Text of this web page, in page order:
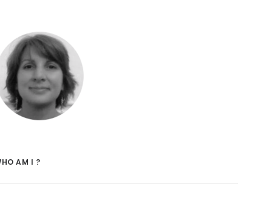
AM I ?